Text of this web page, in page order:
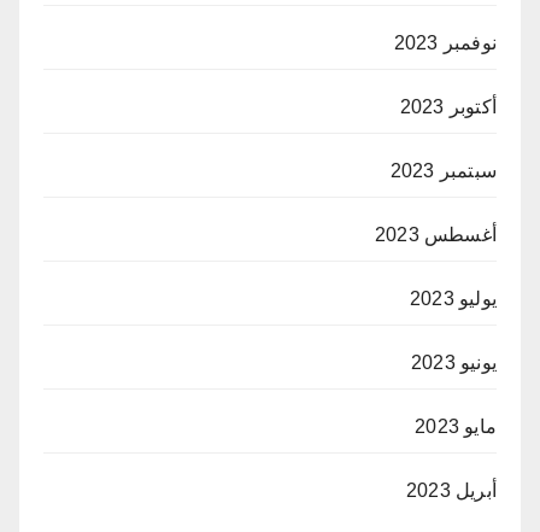
نوفمبر 2023
أكتوبر 2023
سبتمبر 2023
أغسطس 2023
يوليو 2023
يونيو 2023
مايو 2023
أبريل 2023